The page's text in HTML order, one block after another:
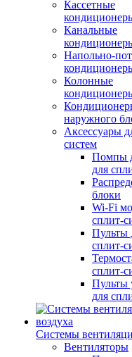
Кассетные
Канальные
Напольно-
Колонные
наружного
Аксессуары
систем
Помпы
для
блоки
Wi-Fi
сплит-
Пульты
сплит-
сплит-
Пульты
для
Системы
Вентиляторы